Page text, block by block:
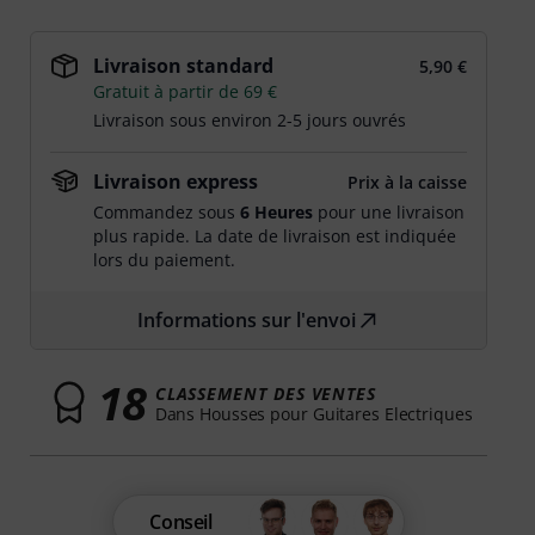
Livraison standard
5,90 €
Gratuit à partir de 69 €
Livraison sous environ 2-5 jours ouvrés
Livraison express
Prix à la caisse
Commandez sous6 Heures pour une livraison
plus rapide. La date de livraison est indiquée
lors du paiement.
Informations sur l'envoi
18 CLASSEMENT DES VENTES
Dans Housses pour Guitares Electriques
Conseil